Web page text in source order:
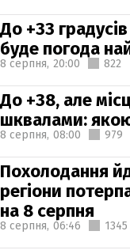
До +33
буде погода
8 серпня, 20:00 822
До +38, але
шквалами:
8 серпня, 08:00 979
Похолодання
регіони
на 8 серпня
8 серпня, 06:46 1345